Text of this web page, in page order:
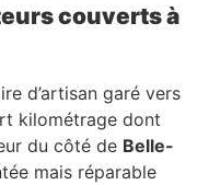
couverts à
d’artisan garé vers
kilométrage dont
du côté de Belle-
mais réparable